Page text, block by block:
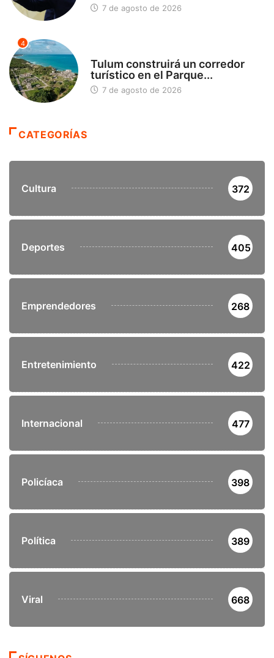
7 de agosto de 2026
4
Tulum construirá un corredor
turístico en el Parque...
7 de agosto de 2026
CATEGORÍAS
Cultura 372
Deportes 405
Emprendedores 268
Entretenimiento 422
Internacional 477
Policíaca 398
Política 389
Viral 668